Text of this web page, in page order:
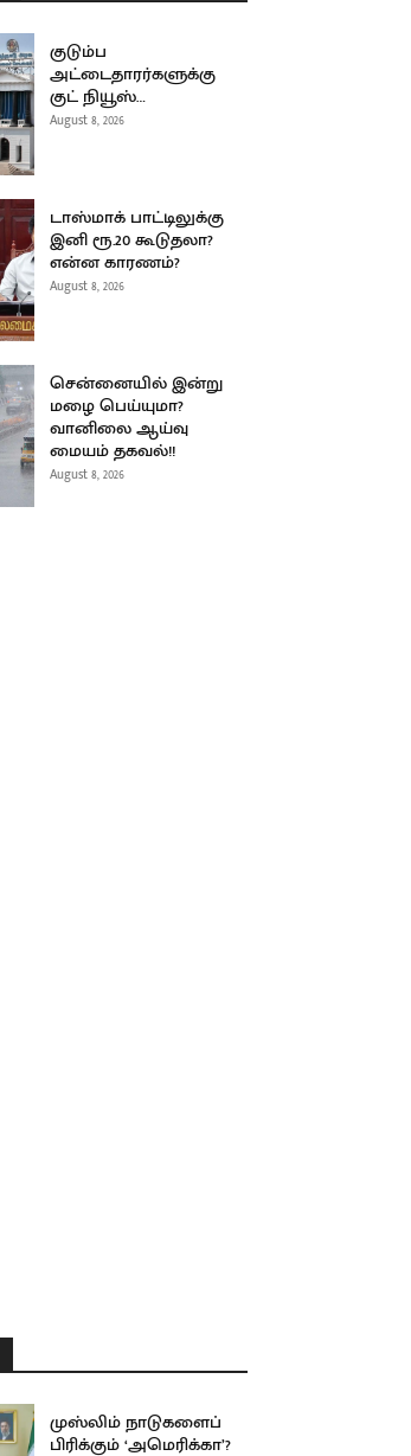
குடும்ப
அட்டைதாரர்களுக்கு
குட் நியூஸ்…
August 8, 2026
டாஸ்மாக் பாட்டிலுக்கு
இனி ரூ.20 கூடுதலா?
என்ன காரணம்?
August 8, 2026
சென்னையில் இன்று
மழை பெய்யுமா?
வானிலை ஆய்வு
மையம் தகவல்!!
August 8, 2026
முஸ்லிம் நாடுகளைப்
பிரிக்கும் ‘அமெரிக்கா’?